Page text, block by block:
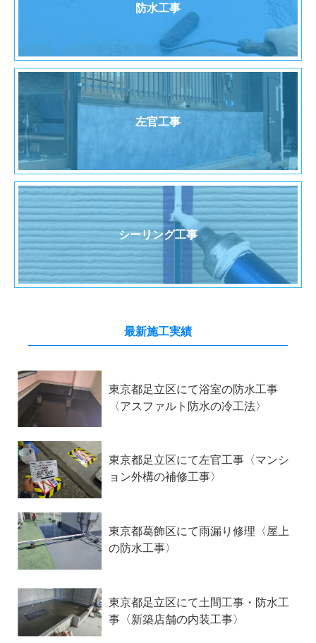
防水工事
左官工事
シーリング工事
最新施工実績
東京都足立区にて浴室の防水工事
〈アスファルト防水の冷工法〉
東京都足立区にて左官工事〈マンシ
ョン外構の補修工事〉
東京都葛飾区にて雨漏り修理〈屋上
の防水工事〉
東京都足立区にて土間工事・防水工
事〈新築店舗の内装工事〉